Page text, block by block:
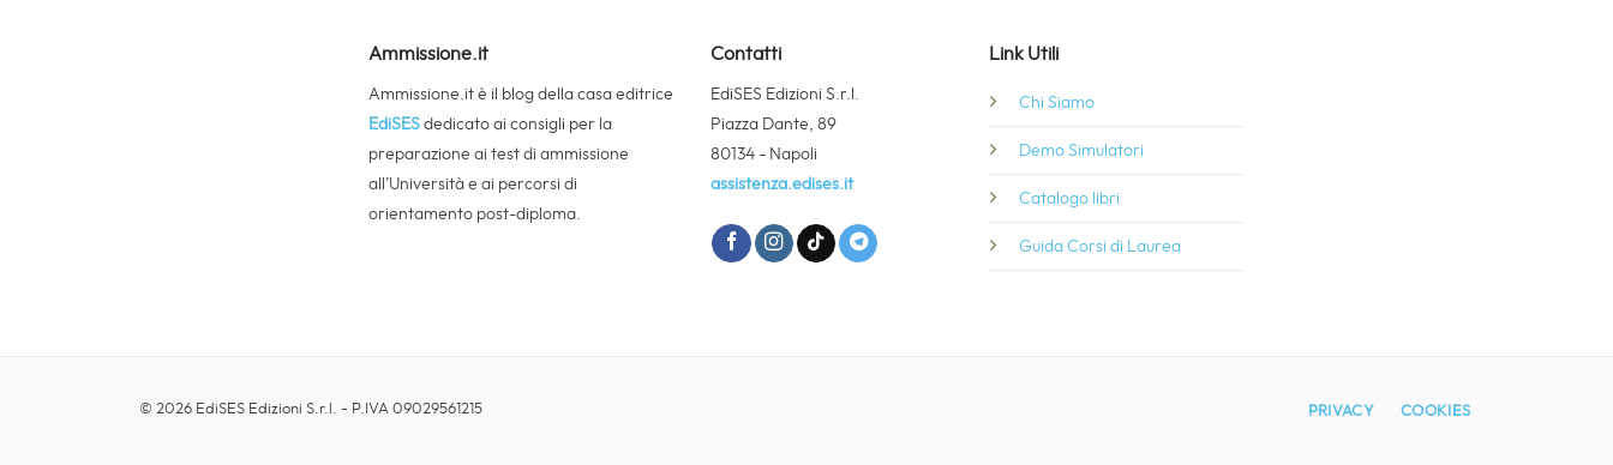
Ammissione.it
Ammissione.it è il blog della casa editrice
EdiSES dedicato ai consigli per la
preparazione ai test di ammissione
all’Università e ai percorsi di
orientamento post-diploma.
Contatti
EdiSES Edizioni S.r.l.
Piazza Dante, 89
80134 - Napoli
assistenza.edises.it
Link Utili
Chi Siamo
Demo Simulatori
Catalogo libri
Guida Corsi di Laurea
© 2026 EdiSES Edizioni S.r.l. - P.IVA 09029561215 PRIVACY COOKIES